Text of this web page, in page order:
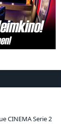
CINEMA Serie 2